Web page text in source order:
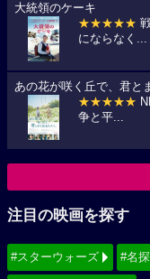
大統領のケーキ
★★★★★
にならなく...
あの花が咲く丘で、君と
★★★★★
争と平...
注目の映画を探す
#スターウォーズ #名